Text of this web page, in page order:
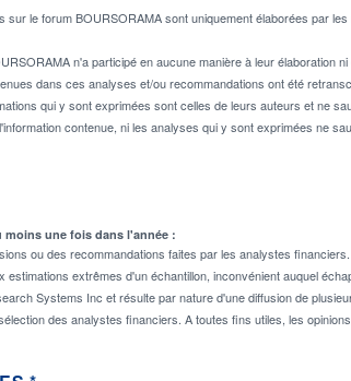
le forum BOURSORAMA sont uniquement élaborées par
n'a participé en aucune manière à leur élaboration
dans ces analyses et/ou recommandations ont été
qui y sont exprimées sont celles de leurs auteurs et ne
contenue, ni les analyses qui y sont exprimées ne
moins une fois dans l'année :
ou des recommandations faites par les analystes
extrêmes d'un échantillon, inconvénient auquel
Systems Inc et résulte par nature d'une diffusion de
des analystes financiers. A toutes fins utiles, les